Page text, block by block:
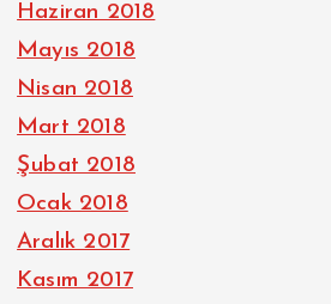
Haziran 2018
Mayıs 2018
Nisan 2018
Mart 2018
Şubat 2018
Ocak 2018
Aralık 2017
Kasım 2017